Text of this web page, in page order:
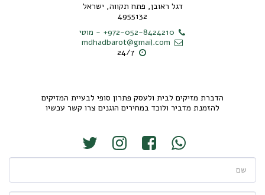
דגל ראובן, פתח תקווה, ישראל
4955132
+972-052-8424210
- מוטי
mdhadbarot@gmail.com
24/7
להזמנת מדביר ולוכד במחירים הוגנים צרו קשר עכשיו